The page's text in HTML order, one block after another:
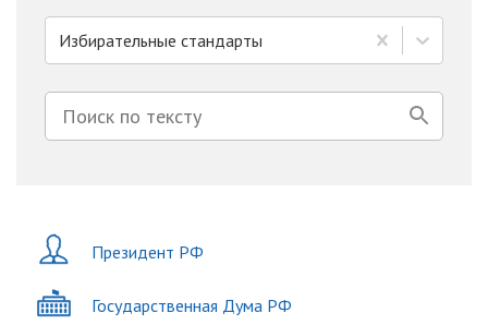
Избирательные стандарты
Президент РФ
Государственная Дума РФ